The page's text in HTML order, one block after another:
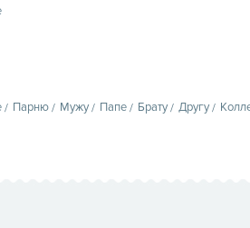
Парню Мужу Папе Брату Другу